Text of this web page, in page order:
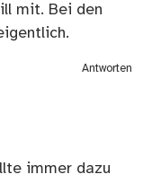
mit. Bei den
Antworten
immer dazu